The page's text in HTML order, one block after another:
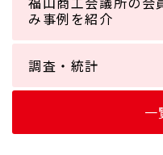
み事例を紹介
調査・統計
一